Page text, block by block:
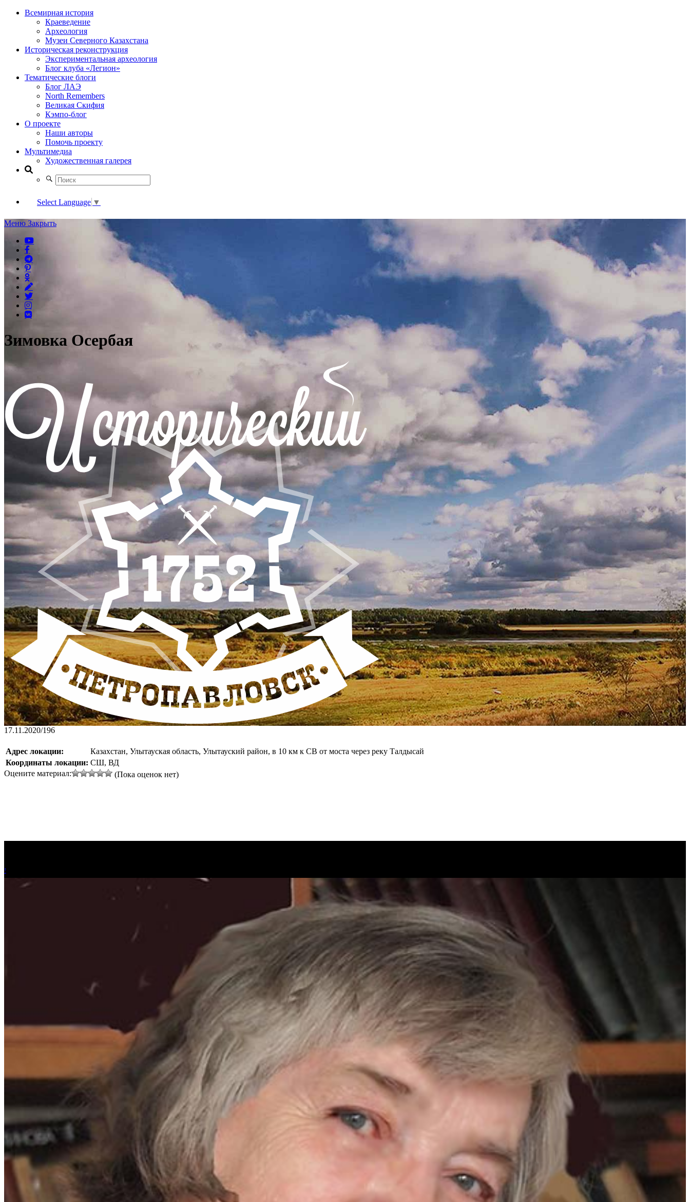
Всемирная история
Краеведение
Археология
Музеи Северного Казахстана
Историческая реконструкция
Экспериментальная археология
Блог клуба «Легион»
Тематические блоги
Блог ЛАЭ
North Remembers
Великая Скифия
Кэмпо-блог
О проекте
Наши авторы
Помочь проекту
Мультимедиа
Художественная галерея
Select Language ▼
Меню Закрыть
Зимовка Осербая
17.11.2020/196
Адрес локации:
Казахстан, Улытауская область, Улытауский район, в 10 км к СВ от моста через реку Талдысай
Координаты локации: СШ, ВД
Оцените материал:
(Пока оценок нет)
!